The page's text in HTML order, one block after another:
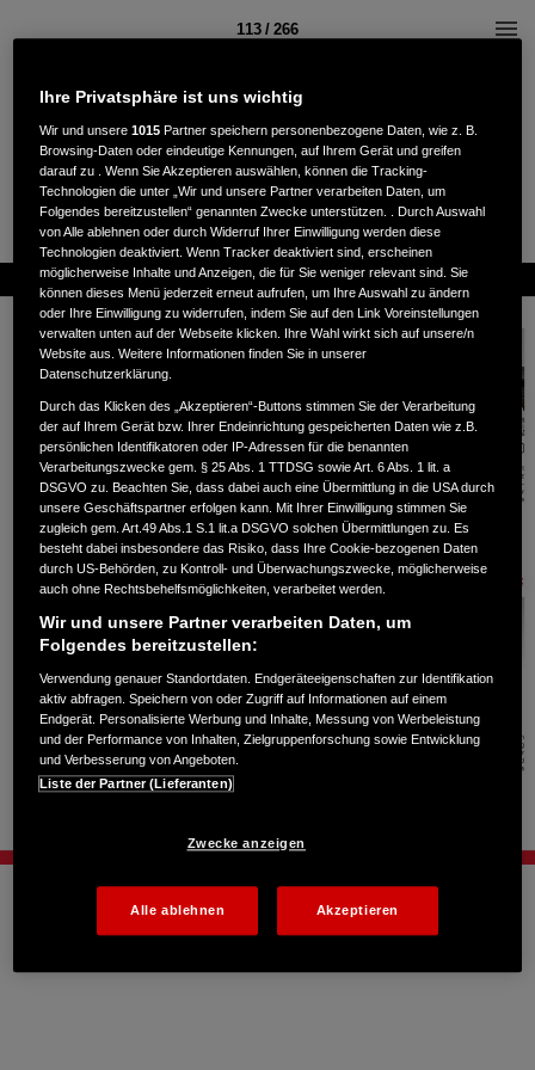
113 / 266
Ihre Privatsphäre ist uns wichtig
Wir und unsere1015 Partner speichern personenbezogene Daten, wie z. B.
Browsing-Daten oder eindeutige Kennungen, auf Ihrem Gerät und greifen
darauf zu . Wenn Sie Akzeptieren auswählen, können die Tracking-
Technologien die unter „Wir und unsere Partner verarbeiten Daten, um
Folgendes bereitzustellen“ genannten Zwecke unterstützen. . Durch Auswahl
von Alle ablehnen oder durch Widerruf Ihrer Einwilligung werden diese
Technologien deaktiviert. Wenn Tracker deaktiviert sind, erscheinen
möglicherweise Inhalte und Anzeigen, die für Sie weniger relevant sind. Sie
können dieses Menü jederzeit erneut aufrufen, um Ihre Auswahl zu ändern
oder Ihre Einwilligung zu widerrufen, indem Sie auf den Link Voreinstellungen
verwalten unten auf der Webseite klicken. Ihre Wahl wirkt sich auf unsere/n
Website aus. Weitere Informationen finden Sie in unserer
Datenschutzerklärung.
Durch das Klicken des „Akzeptieren“-Buttons stimmen Sie der Verarbeitung
der auf Ihrem Gerät bzw. Ihrer Endeinrichtung gespeicherten Daten wie z.B.
persönlichen Identifikatoren oder IP-Adressen für die benannten
Verarbeitungszwecke gem. § 25 Abs. 1 TTDSG sowie Art. 6 Abs. 1 lit. a
DSGVO zu. Beachten Sie, dass dabei auch eine Übermittlung in die USA durch
unsere Geschäftspartner erfolgen kann. Mit Ihrer Einwilligung stimmen Sie
zugleich gem. Art.49 Abs.1 S.1 lit.a DSGVO solchen Übermittlungen zu. Es
besteht dabei insbesondere das Risiko, dass Ihre Cookie-bezogenen Daten
durch US-Behörden, zu Kontroll- und Überwachungszwecke, möglicherweise
auch ohne Rechtsbehelfsmöglichkeiten, verarbeitet werden.
Wir und unsere Partner verarbeiten Daten, um
Folgendes bereitzustellen:
Verwendung genauer Standortdaten. Endgeräteeigenschaften zur Identifikation
aktiv abfragen. Speichern von oder Zugriff auf Informationen auf einem
Endgerät. Personalisierte Werbung und Inhalte, Messung von Werbeleistung
und der Performance von Inhalten, Zielgruppenforschung sowie Entwicklung
und Verbesserung von Angeboten.
Liste der Partner (Lieferanten)
Zwecke anzeigen
Alle ablehnen Akzeptieren